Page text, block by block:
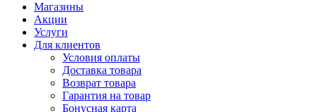
Магазины
Акции
Услуги
Для клиентов
Условия оплаты
Доставка товара
Возврат товара
Гарантия на товар
Бонусная карта